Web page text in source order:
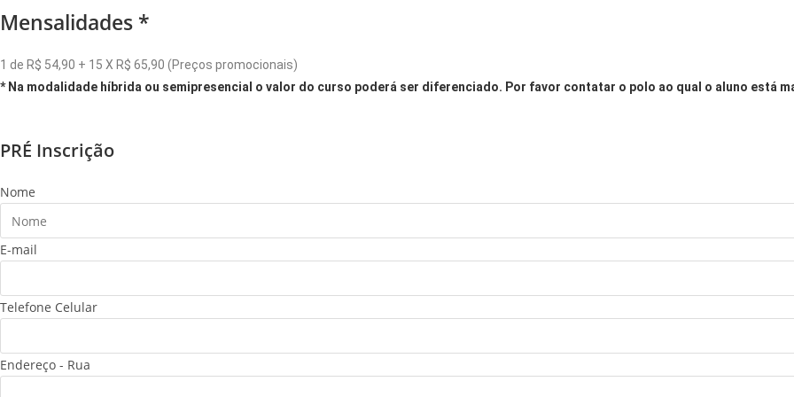
Mensalidades *
1 de R$ 54,90 + 15 X R$ 65,90 (Preços promocionais)
* Na modalidade híbrida ou semipresencial o valor do curso poderá ser diferenciado. Por favor contatar o polo ao qual o aluno está
PRÉ Inscrição
Nome
E-mail
Telefone Celular
Endereço - Rua